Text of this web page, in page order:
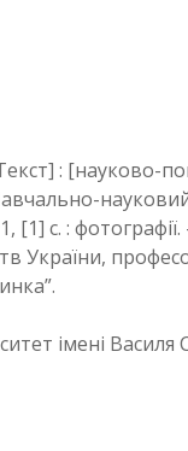
: [науково-
[1] с. :
України,
імені Василя